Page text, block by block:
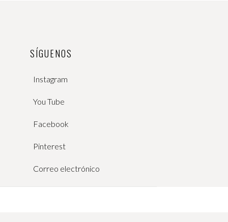
SÍGUENOS
Instagram
You Tube
Facebook
Pinterest
Correo electrónico